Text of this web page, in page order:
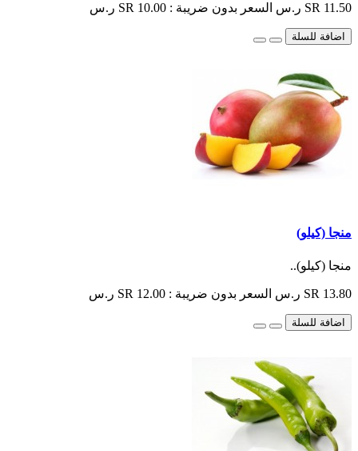
SR 11.50 ر.س السعر بدون ضريبة : SR 10.00 ر.س
اضافة للسلة
منجا (كيلو)
منجا (كيلو)..
SR 13.80 ر.س السعر بدون ضريبة : SR 12.00 ر.س
اضافة للسلة